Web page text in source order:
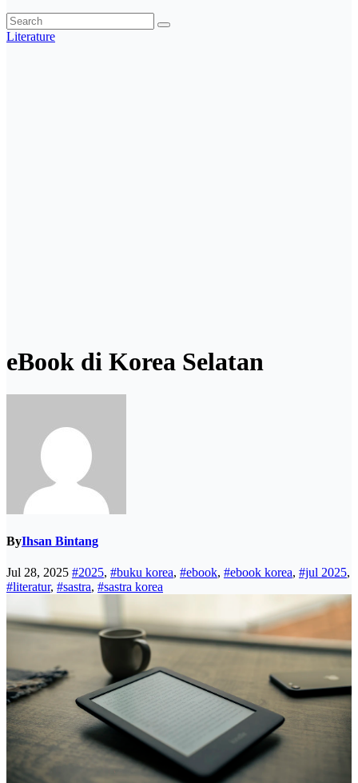
Literature
eBook di Korea Selatan
ByIhsan Bintang
Jul 28, 2025 #2025, #buku korea, #ebook, #ebook korea, #jul 2025,
#literatur, #sastra, #sastra korea